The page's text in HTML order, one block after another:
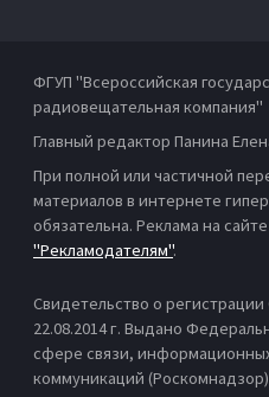
ФГУП "Всероссийская
радиовещательная компания"
Главный редактор Панина
При полной или частичной
материалов в интернете
обязательна. Реклама на
"Рекламодателям".
Свидетельство о
22.08.2014 г. Выдано
сфере связи,
коммуникаций